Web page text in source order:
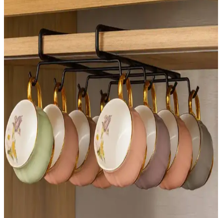
Tuvaletin yer değiştirmesi sonrası LVP zeminlerde oluşan boşluklar,
uygun malzeme ve yöntemlerle onarılabilir. Epoksi dolgu ve
dekoratif çözümler alternatif olarak değerlendirilebilir.
Isıtıcı Menfezi ve Süpürgelik Yüksekliği
Uyumsuzluğunda Etkili Montaj Çözümleri
Isıtıcı menfezi ile süpürgelik yüksekliği arasındaki uyumsuzluk,
miter kesim, oyuk açma ve menfez kapağı uyumu gibi teknik
yöntemlerle estetik ve fonksiyonel olarak giderilebilir. Ahşabın ısıya
tepkisi ve profil sürekliliği önemlidir.
Burl Ahşap: Değeri, Özellikleri ve Kullanım
Alanlarının Detaylı İncelemesi
Burl ahşap, ağaçlardaki anormal büyüme sonucu oluşan benzersiz
desenlere sahip bir ahşap türüdür. Değeri, türü, boyutu ve desenine
bağlıdır. Mobilya ve küçük ahşap işlerinde kullanılır.
Yatak Odası Dekorasyonunda Fonksiyonel ve